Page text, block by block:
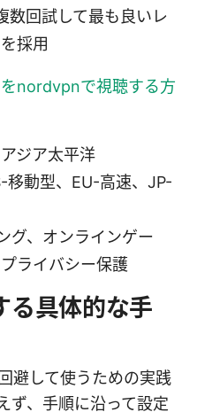
数回試して最も良いレ
採用
nordvpnで視聴する方
ジア太平洋
移動型、EU-高速、JP-
グ、オンラインゲー
ライバシー保護
る具体的な手
避して使うための実践
ず、手順に沿って設定